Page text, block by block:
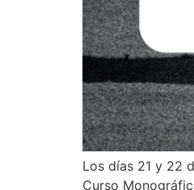
Los días 21 y 22
Curso